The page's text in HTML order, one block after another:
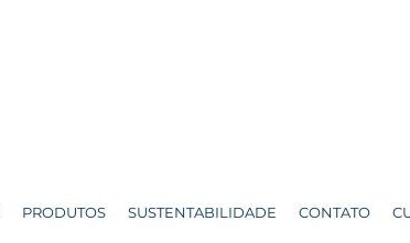
PRODUTOS SUSTENTABILIDADE CONTATO